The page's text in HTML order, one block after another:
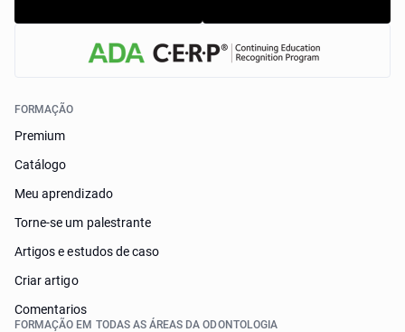
FORMAÇÃO
Premium
Catálogo
Meu aprendizado
Torne-se um palestrante
Artigos e estudos de caso
Criar artigo
Comentarios
FORMAÇÃO EM TODAS AS ÁREAS DA ODONTOLOGIA